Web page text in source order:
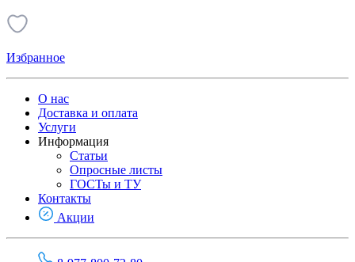
Избранное
О нас
Доставка и оплата
Услуги
Информация
Статьи
Опросные листы
ГОСТы и ТУ
Контакты
Акции